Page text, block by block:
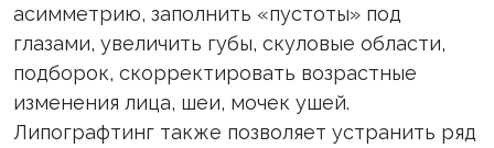
асимметрию, заполнить «пустоты» под
глазами, увеличить губы, скуловые области,
подборок, скорректировать возрастные
изменения лица, шеи, мочек ушей.
Липографтинг также позволяет устранить ряд